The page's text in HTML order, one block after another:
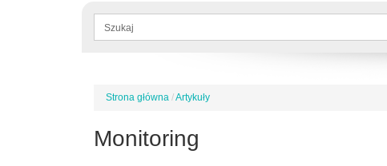
Formularz
Jesteś
Strona główna /Artykuły
Monitoring